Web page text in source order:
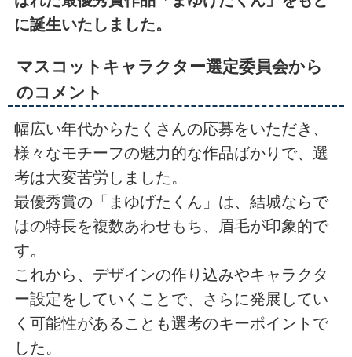
に誕生いたしました。
マスコットキャラクター選定委員会から
のコメント
幅広い年代からたくさんの応募をいただき、
様々なモチーフの魅力的な作品ばかりで、選
考は大変苦労しました。
最優秀賞の「まゆげたくん」は、結城ならで
はの特長を複数あわせもち、眉毛が印象的で
す。
これから、デザインの作り込みやキャラクタ
ー設定をしていくことで、さらに発展してい
く可能性があることも選考のキーポイントで
した。